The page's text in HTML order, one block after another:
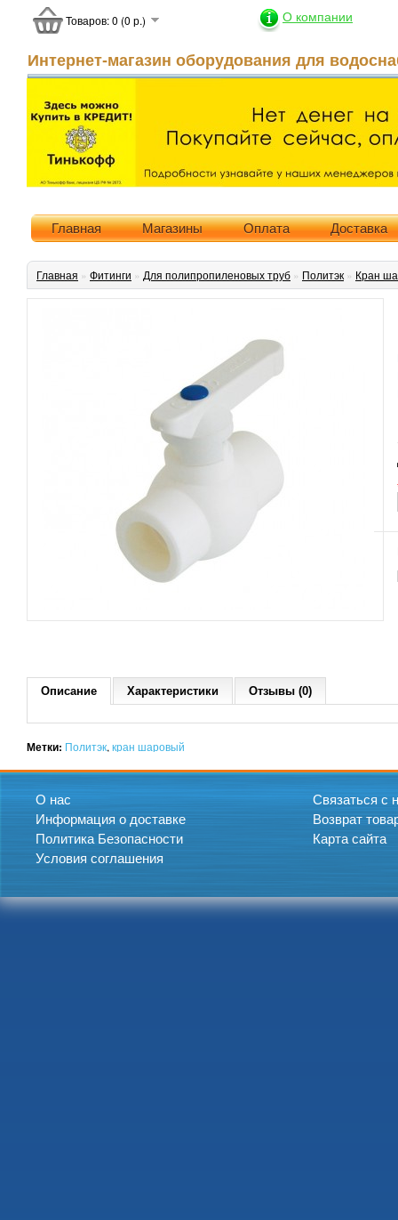
О компании
Интернет-магазин оборудования для
Товаров: 0 (0 р.)
Главная Магазины Оплата Доставка
Главная » Фитинги » Для полипропиленовых труб » Политэк » Кран
Описание Характеристики Отзывы (0)
Метки: Политэк, кран шаровый
О нас
Информация о доставке
Политика Безопасности
Условия соглашения
Связаться с
Возврат
Карта сайта